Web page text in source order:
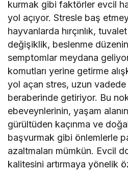
kurmak gibi faktörler evcil
yol açıyor. Stresle baş
hayvanlarda hırçınlık, tuvalet
değişiklik, beslenme
semptomlar meydana
komutları yerine getirme
yol açan stres, uzun vadede
beraberinde getiriyor. Bu
ebeveynlerinin, yaşam
gürültüden kaçınma ve
başvurmak gibi önlemlerle
azaltmaları mümkün. Evcil
kalitesini artırmaya yönelik